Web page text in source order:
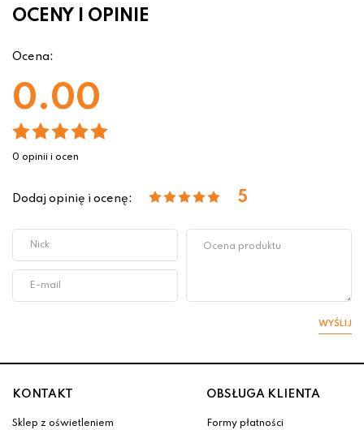
OCENY I OPINIE
Ocena:
0.00
0 opinii i ocen
Dodaj opinię i ocenę: 5
WYŚLIJ
KONTAKT
Sklep z oświetleniem
OBSŁUGA KLIENTA
Formy płatności